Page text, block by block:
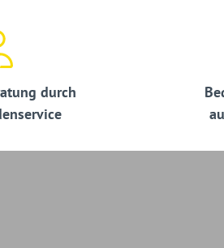
Verkehrsraum,
betraute Architekten und
und Verbandsgemeinden
darf nicht angemeldeten Personen
durch